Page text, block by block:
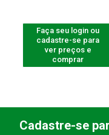
Faça seu login ou
cadastre-se para
ver preços e
comprar
Cadastre-se